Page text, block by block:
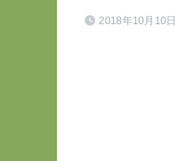
2018年10月10日